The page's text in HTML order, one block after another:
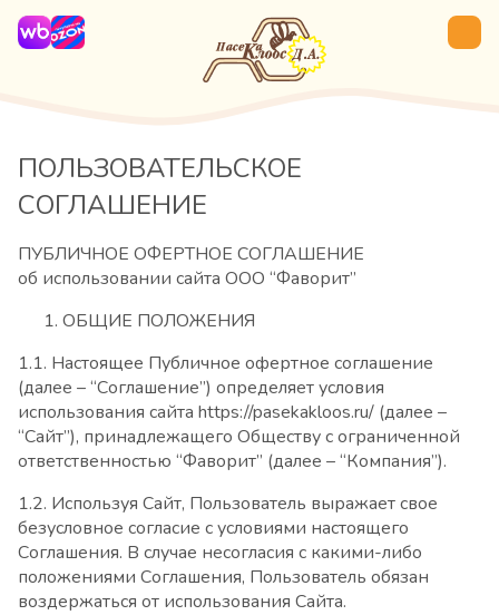
ПОЛЬЗОВАТЕЛЬСКОЕ
СОГЛАШЕНИЕ
ПУБЛИЧНОЕ ОФЕРТНОЕ СОГЛАШЕНИЕ
об использовании сайта ООО “Фаворит”
ОБЩИЕ ПОЛОЖЕНИЯ
1.1. Настоящее Публичное офертное соглашение
(далее – “Соглашение”) определяет условия
использования сайта https://pasekakloos.ru/ (далее –
“Сайт”), принадлежащего Обществу с ограниченной
ответственностью “Фаворит” (далее – “Компания”).
1.2. Используя Сайт, Пользователь выражает свое
безусловное согласие с условиями настоящего
Соглашения. В случае несогласия с какими-либо
положениями Соглашения, Пользователь обязан
воздержаться от использования Сайта.